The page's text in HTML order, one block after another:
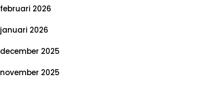
februari 2026
januari 2026
december 2025
november 2025